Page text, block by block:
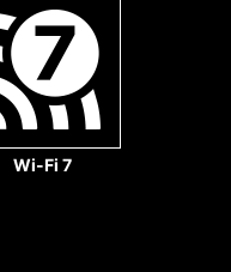
Wi-Fi 7